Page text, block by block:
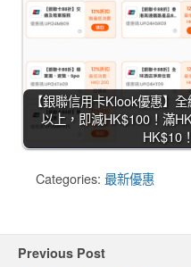
【銀聯信用卡Klook優惠】
以上，即減HK$100！滿
HK$10！
Categories: 最新優惠
Previous Post